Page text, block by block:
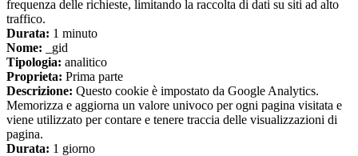
frequenza delle richieste, limitando la raccolta di dati su siti ad alto
traffico.
Durata: 1 minuto
Nome: _gid
Tipologia: analitico
Proprieta: Prima parte
Descrizione: Questo cookie è impostato da Google Analytics.
Memorizza e aggiorna un valore univoco per ogni pagina visitata e
viene utilizzato per contare e tenere traccia delle visualizzazioni di
pagina.
Durata: 1 giorno